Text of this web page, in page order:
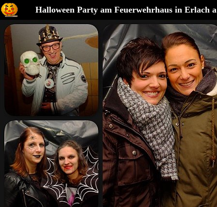
Halloween Party am Feuerwehrhaus in Erlach